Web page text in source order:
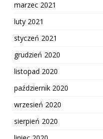
marzec 2021
luty 2021
styczeń 2021
grudzień 2020
listopad 2020
październik 2020
wrzesień 2020
sierpień 2020